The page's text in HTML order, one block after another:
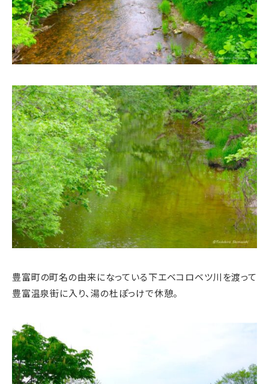
豊富町の町名の由来になっている下エベコロベツ川を渡って
豊富温泉街に入り、湯の杜ぽっけで休憩。